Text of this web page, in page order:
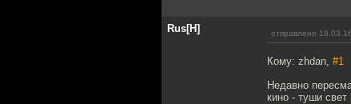
Rus[H] отправлено
Кому: zhdan, #1
Недавно
кино - туши